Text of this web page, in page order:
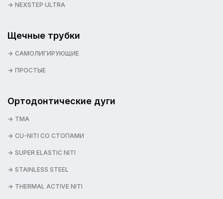
NEXSTEP ULTRA
Щечные трубки
САМОЛИГИРУЮЩИЕ
ПРОСТЫЕ
Ортодонтические дуги
TMA
CU-NITI СО СТОПАМИ
SUPER ELASTIC NITI
STAINLESS STEEL
THERMAL ACTIVE NITI